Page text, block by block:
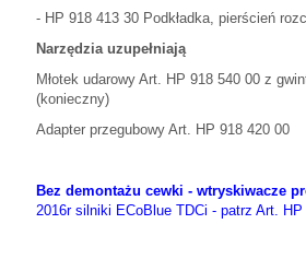
- HP 918 413 30 Podkładka, pierścień
Narzędzia uzupełniają
Młotek udarowy Art. HP 918 540 00 z
(konieczny)
Adapter przegubowy Art. HP 918 420 00
Bez demontażu cewki - wtryskiwacze
2016r silniki ECoBlue TDCi - patrz Art.